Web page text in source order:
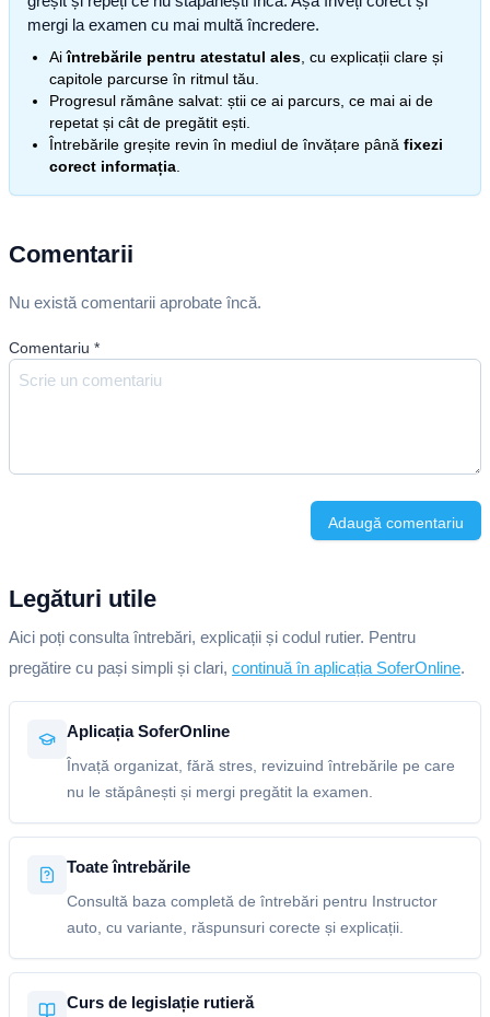
mergi la examen cu mai multă încredere.
Aiîntrebările pentru atestatul ales , cu explicații clare și
capitole parcurse în ritmul tău.
Progresul rămâne salvat: știi ce ai parcurs, ce mai ai de
repetat și cât de pregătit ești.
Întrebările greșite revin în mediul de învățare până fixezi
corect informația
Comentarii
Nu există comentarii aprobate încă.
Comentariu *
Adaugă comentariu
Legături utile
Aici poți consulta întrebări, explicații și codul rutier. Pentru
pregătire cu pași simpli și clari, continuă în aplicația SoferOnline.
Aplicația SoferOnline
Învață organizat, fără stres, revizuind întrebările pe care
nu le stăpânești și mergi pregătit la examen.
Toate întrebările
Consultă baza completă de întrebări pentru Instructor
auto, cu variante, răspunsuri corecte și explicații.
Curs de legislație rutieră